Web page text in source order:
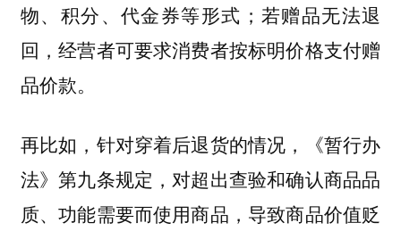
物、积分、代金券等形式；若赠品无法退
回，经营者可要求消费者按标明价格支付赠
品价款。
再比如，针对穿着后退货的情况，《暂行办
法》第九条规定，对超出查验和确认商品品
质、功能需要而使用商品，导致商品价值贬